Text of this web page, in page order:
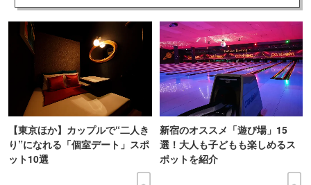
【東京ほか】カップルで“二人き
り”になれる「個室デート」スポ
ット10選
新宿のオススメ「遊び場」15
選！大人も子どもも楽しめるス
ポットを紹介